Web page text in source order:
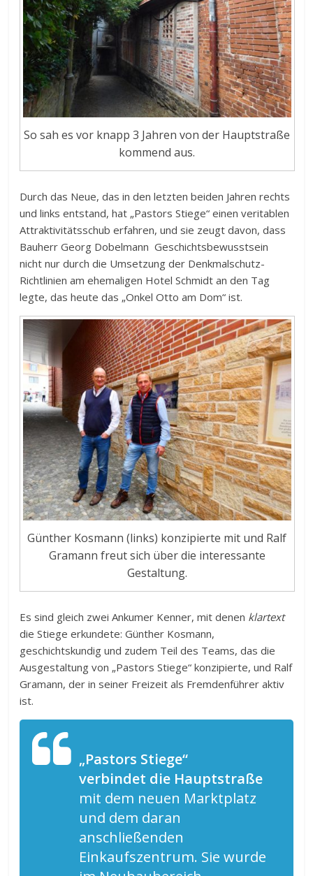
So sah es vor knapp 3 Jahren von der Hauptstraße
kommend aus.
Durch das Neue, das in den letzten beiden Jahren rechts
und links entstand, hat „Pastors Stiege“ einen veritablen
Attraktivitätsschub erfahren, und sie zeugt davon, dass
Bauherr Georg Dobelmann Geschichtsbewusstsein
nicht nur durch die Umsetzung der Denkmalschutz-
Richtlinien am ehemaligen Hotel Schmidt an den Tag
legte, das heute das „Onkel Otto am Dom“ ist.
Günther Kosmann (links) konzipierte mit und Ralf
Gramann freut sich über die interessante
Gestaltung.
Es sind gleich zwei Ankumer Kenner, mit denen klartext
die Stiege erkundete: Günther Kosmann,
geschichtskundig und zudem Teil des Teams, das die
Ausgestaltung von „Pastors Stiege“ konzipierte, und Ralf
Gramann, der in seiner Freizeit als Fremdenführer aktiv
ist.
„Pastors Stiege“
verbindet die Hauptstraße
mit dem neuen Marktplatz
und dem daran
anschließenden
Einkaufszentrum. Sie wurde